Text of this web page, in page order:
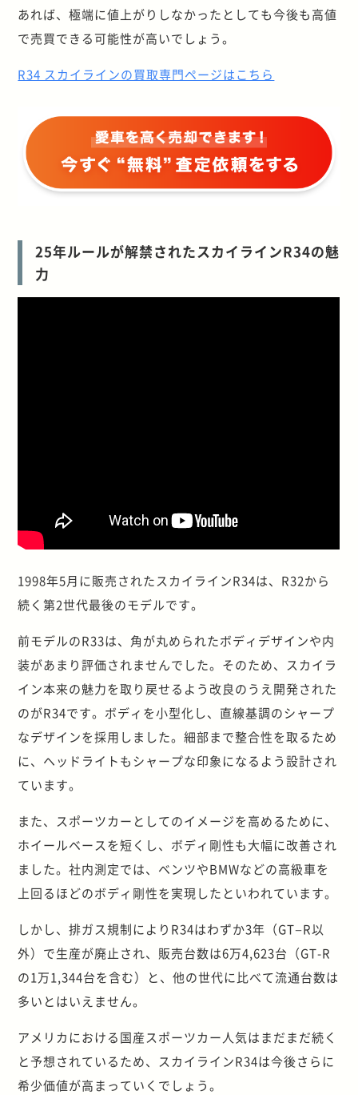
あれば、極端に値上がりしなかったとしても今後も高値
で売買できる可能性が高いでしょう。
R34 スカイラインの買取専門ページはこちら
25年ルールが解禁されたスカイラインR34の魅
力
1998年5月に販売されたスカイラインR34は、R32から
続く第2世代最後のモデルです。
前モデルのR33は、角が丸められたボディデザインや内
装があまり評価されませんでした。そのため、スカイラ
イン本来の魅力を取り戻せるよう改良のうえ開発された
のがR34です。ボディを小型化し、直線基調のシャープ
なデザインを採用しました。細部まで整合性を取るため
に、ヘッドライトもシャープな印象になるよう設計され
ています。
また、スポーツカーとしてのイメージを高めるために、
ホイールベースを短くし、ボディ剛性も大幅に改善され
ました。社内測定では、ベンツやBMWなどの高級車を
上回るほどのボディ剛性を実現したといわれています。
しかし、排ガス規制によりR34はわずか3年（GT−R以
外）で生産が廃止され、販売台数は6万4,623台（GT-R
の1万1,344台を含む）と、他の世代に比べて流通台数は
多いとはいえません。
アメリカにおける国産スポーツカー人気はまだまだ続く
と予想されているため、スカイラインR34は今後さらに
希少価値が高まっていくでしょう。